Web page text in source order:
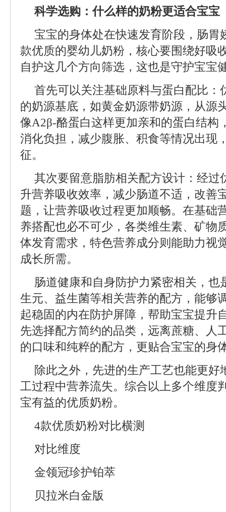
科学选购：什么样的奶粉更适合宝宝
宝宝的身体处在快速发育阶段，肠胃
款优质的婴幼儿奶粉，核心要围绕好吸
自护这几个方向筛选，这也是守护宝宝
首先可以关注基础原料与蛋白配比：
的奶源基底，如黄金奶源带奶源，从源
像A2β-酪蛋白这样更加亲和的蛋白结构
消化负担，减少腹胀、积食等情况出现
征。
其次要留意脂肪相关配方设计：经过
升营养吸收效率，减少肠道不适，改善
题，让营养吸收过程更加顺畅。在基础
养搭配也必不可少，各类维生素、矿物
体发育需求，特色营养成分则能助力视
成长所需。
肠道健康和自身防护力紧密相关，也
生元、益生菌等相关营养的配方，能够
起稳固的内在防护屏障，帮助宝宝提升
先选择配方简约的品类，远离蔗糖、人
的口味和纯粹的配方，更贴合宝宝的身
除此之外，先进的生产工艺也能更好
工过程中营养流失。综合以上多个维度
宝有益的优质奶粉。
4款优质奶粉对比横测
对比维度
金领冠珍护铂萃
贝拉米白金版